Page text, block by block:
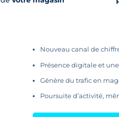
Nouveau canal de
Présence digitale et
Génère du trafic en
Poursuite d’activité,